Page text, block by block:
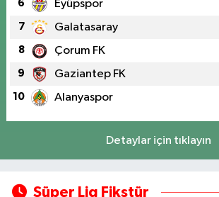
6 Eyüpspor
7 Galatasaray
8 Çorum FK
9 Gaziantep FK
10 Alanyaspor
Detaylar için tıklayın
Süper Lig Fikstür